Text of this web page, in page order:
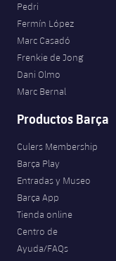
Pedri
Fermín López
Marc Casadó
Frenkie de Jong
Dani Olmo
Marc Bernal
Productos Barça
Culers Membership
Barça Play
Entradas y Museo
Barça App
Tienda online
Centro de
Ayuda/FAQs